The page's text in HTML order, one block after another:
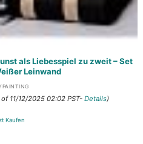
als Liebesspiel zu zweit – Set
Leinwand
of 11/12/2025 02:02 PST- Details)
Kaufen